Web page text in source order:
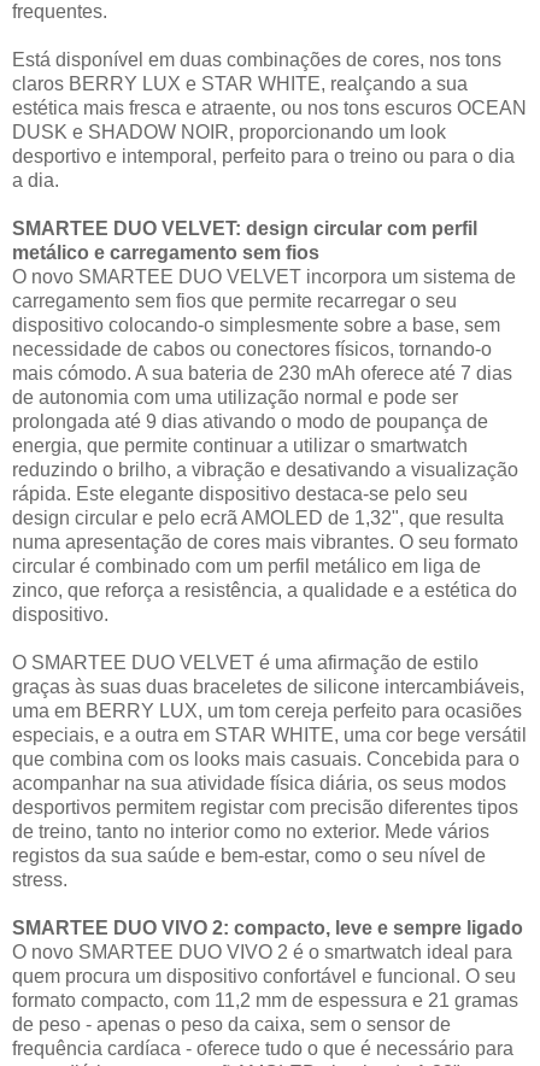
frequentes.
Está disponível em duas combinações de cores, nos tons
claros BERRY LUX e STAR WHITE, realçando a sua
estética mais fresca e atraente, ou nos tons escuros OCEAN
DUSK e SHADOW NOIR, proporcionando um look
desportivo e intemporal, perfeito para o treino ou para o dia
a dia.
SMARTEE DUO VELVET: design circular com perfil
metálico e carregamento sem fios
O novo SMARTEE DUO VELVET incorpora um sistema de
carregamento sem fios que permite recarregar o seu
dispositivo colocando-o simplesmente sobre a base, sem
necessidade de cabos ou conectores físicos, tornando-o
mais cómodo. A sua bateria de 230 mAh oferece até 7 dias
de autonomia com uma utilização normal e pode ser
prolongada até 9 dias ativando o modo de poupança de
energia, que permite continuar a utilizar o smartwatch
reduzindo o brilho, a vibração e desativando a visualização
rápida. Este elegante dispositivo destaca-se pelo seu
design circular e pelo ecrã AMOLED de 1,32", que resulta
numa apresentação de cores mais vibrantes. O seu formato
circular é combinado com um perfil metálico em liga de
zinco, que reforça a resistência, a qualidade e a estética do
dispositivo.
O SMARTEE DUO VELVET é uma afirmação de estilo
graças às suas duas braceletes de silicone intercambiáveis,
uma em BERRY LUX, um tom cereja perfeito para ocasiões
especiais, e a outra em STAR WHITE, uma cor bege versátil
que combina com os looks mais casuais. Concebida para o
acompanhar na sua atividade física diária, os seus modos
desportivos permitem registar com precisão diferentes tipos
de treino, tanto no interior como no exterior. Mede vários
registos da sua saúde e bem-estar, como o seu nível de
stress.
SMARTEE DUO VIVO 2: compacto, leve e sempre ligado
O novo SMARTEE DUO VIVO 2 é o smartwatch ideal para
quem procura um dispositivo confortável e funcional. O seu
formato compacto, com 11,2 mm de espessura e 21 gramas
de peso - apenas o peso da caixa, sem o sensor de
frequência cardíaca - oferece tudo o que é necessário para